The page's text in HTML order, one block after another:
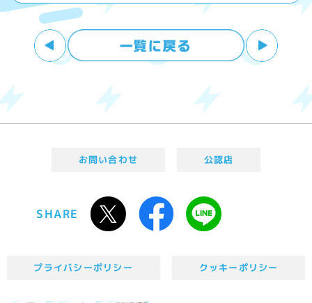
お問い合わせ 公認店
SHARE
プライバシーポリシー クッキーポリシー